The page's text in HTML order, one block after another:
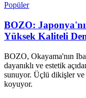
Popüler
BOZO:
Yüksek Kaliteli
BOZO, Okayama'nın
dayanıklı ve estetik
sunuyor. Üçlü dikişler ve
koyuyor.